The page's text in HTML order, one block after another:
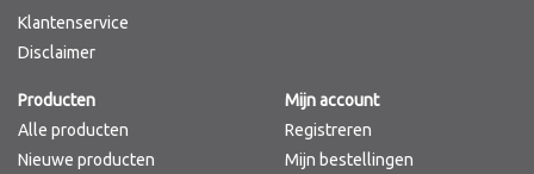
Klantenservice
Disclaimer
Producten
Alle producten
Nieuwe producten
Mijn account
Registreren
Mijn bestellingen